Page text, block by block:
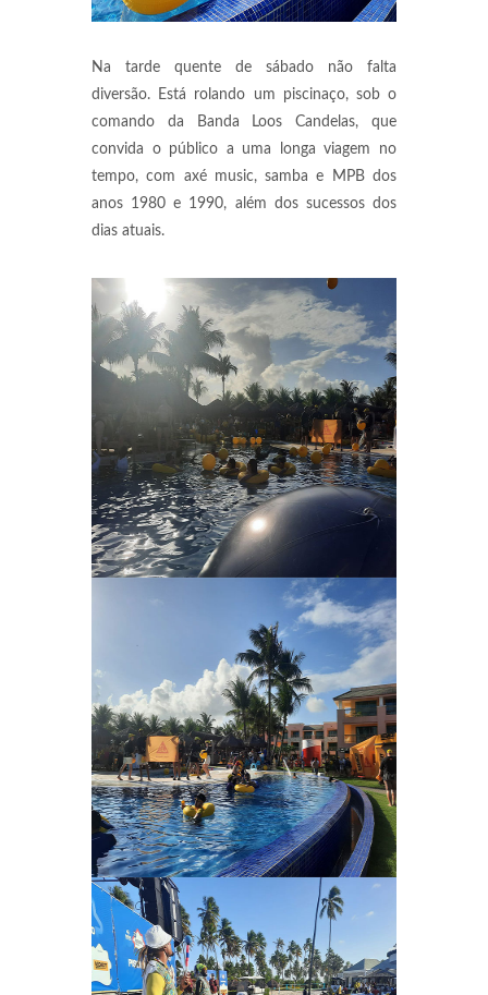
Na tarde quente de sábado não falta
diversão. Está rolando um piscinaço, sob o
comando da Banda Loos Candelas, que
convida o público a uma longa viagem no
tempo, com axé music, samba e MPB dos
anos 1980 e 1990, além dos sucessos dos
dias atuais.